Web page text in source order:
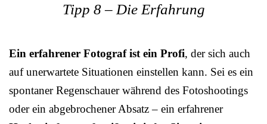
Tipp 8 – Die Erfahrung
Ein erfahrener Fotograf ist ein Profi, der sich auch
auf unerwartete Situationen einstellen kann. Sei es ein
spontaner Regenschauer während des Fotoshootings
oder ein abgebrochener Absatz – ein erfahrener